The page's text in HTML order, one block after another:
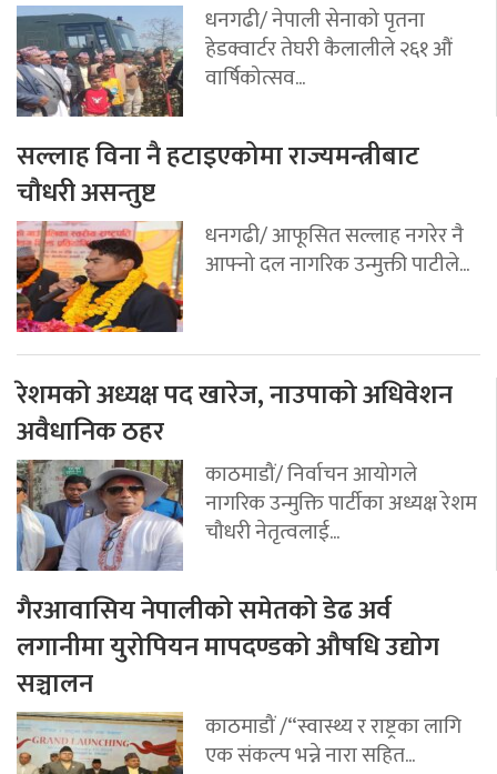
धनगढी/ नेपाली सेनाको पृतना
हेडक्वार्टर तेघरी कैलालीले २६१ औं
वार्षिकोत्सव...
सल्लाह विना नै हटाइएकोमा राज्यमन्त्रीबाट
चौधरी असन्तुष्ट
धनगढी/ आफूसित सल्लाह नगरेर नै
आफ्नो दल नागरिक उन्मुक्ती पाटीले...
रेशमको अध्यक्ष पद खारेज, नाउपाको अधिवेशन
अवैधानिक ठहर
काठमाडौं/ निर्वाचन आयोगले
नागरिक उन्मुक्ति पार्टीका अध्यक्ष रेशम
चौधरी नेतृत्वलाई...
गैरआवासिय नेपालीको समेतको डेढ अर्व
लगानीमा युरोपियन मापदण्डको औषधि उद्योग
सञ्चालन
काठमाडौं /“स्वास्थ्य र राष्ट्रका लागि
एक संकल्प भन्ने नारा सहित...